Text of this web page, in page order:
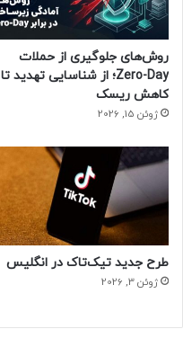
روش‌های جلوگیری از حملات
Zero-Day؛ از شناسایی تهدید تا
کاهش ریسک
ژوئن 15, 2026
طرح جدید تیک‌تاک در انگلیس
ژوئن 3, 2026